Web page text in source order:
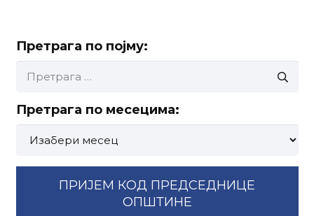
Претрага по појму:
за:
Претрага по месецима:
месецима:
ПРИЈЕМ КОД ПРЕДСЕДНИЦЕ
ОПШТИНЕ